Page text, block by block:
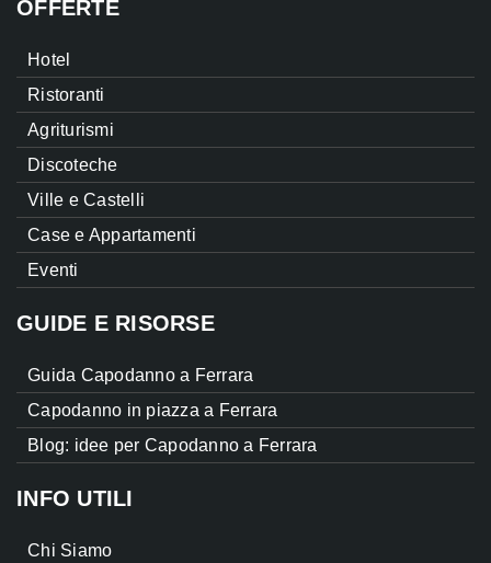
OFFERTE
Hotel
Ristoranti
Agriturismi
Discoteche
Ville e Castelli
Case e Appartamenti
Eventi
GUIDE E RISORSE
Guida Capodanno a Ferrara
Capodanno in piazza a Ferrara
Blog: idee per Capodanno a Ferrara
INFO UTILI
Chi Siamo